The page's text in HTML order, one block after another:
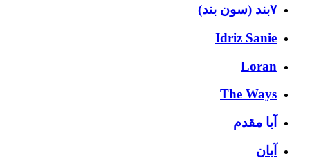
۷بند (سون بند)
Idriz Sanie
Loran
The Ways
آبا مقدم
آبان